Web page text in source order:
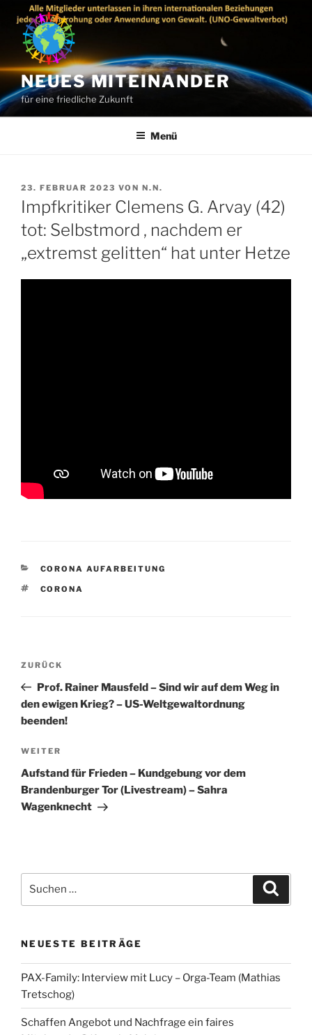
Inhalt
springen
NEUES MITEINANDER
für eine friedliche Zukunft
Menü
VERÖFFENTLICHT
AM
23. FEBRUAR 2023 VON N.N.
Impfkritiker Clemens G. Arvay (42)
tot: Selbstmord , nachdem er
„extremst gelitten“ hat unter Hetze
KATEGORIEN
CORONA AUFARBEITUNG
SCHLAGWÖRTER
CORONA
Beitragsnavigation
Vorheriger
Beitrag
ZURÜCK
Prof. Rainer Mausfeld – Sind wir auf dem Weg in
den ewigen Krieg? – US-Weltgewaltordnung
beenden!
Nächster
Beitrag
WEITER
Aufstand für Frieden – Kundgebung vor dem
Brandenburger Tor (Livestream) – Sahra
Wagenknecht
nach:
NEUESTE BEITRÄGE
PAX-Family: Interview mit Lucy – Orga-Team (Mathias
Tretschog)
Schaffen Angebot und Nachfrage ein faires